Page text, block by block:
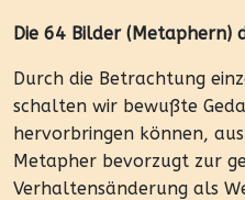
Die 64 Bilder (Metaphern)
Durch die Betrachtung
schalten wir bewußte
hervorbringen können,
Metapher bevorzugt zur
Verhaltensänderung als